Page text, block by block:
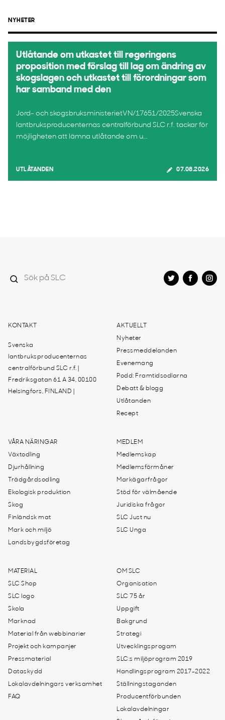
NYHETER
Utlåtande om utkastet till regeringens
proposition med förslag till lag om ändring av
skogslagen och utkastet till förordningar som
har samband med den
Jord- och skogsbruksministerietVN/17651/2025Svenska
lantbruksproducenternas centralförbund SLC r.f. tackar för
möjligheten att lämna utlåtande om u...
UTLÅTANDEN 07.08.2026
KONTAKT
Svenska
lantbruksproducenternas
centralförbund SLC r.f. |
Fredriksgatan 61 A 34, 00100
Helsingfors, FINLAND |
AKTUELLT
Nyheter
Pressmeddelanden
Evenemang
Podd: Framtidsodlarna
Debatt & blogg
Utlåtanden
Recept
VÅRA NÄRINGAR
Växtodling
Djurhållning
Trädgårdsodling
Ekologisk produktion
Skog
Finländsk mat
Mark och miljö
Landsbygdsföretag
MEDLEM
Medlemskap
Medlemsförmåner
Markägarfrågor
Stöd för välmående
Juridiska frågor
SLC Just nu
SLC Unga
MATERIAL
SLC Shop
SLC logo
Skola
Marknad
Material från webbinarier
Projekt och kampanjer
Pressmaterial
Dataskydd
Lokalavdelningars verksamhet
FAQ
OM SLC
Organisation
SLC 75 år
Uppgift
Bakgrund
Strategi
Utvecklingsprogam
SLC:s miljöprogram 2019
Handlingsprogram 2017-2022
Ställningstaganden
Producentförbunden
Lokalavdelningar